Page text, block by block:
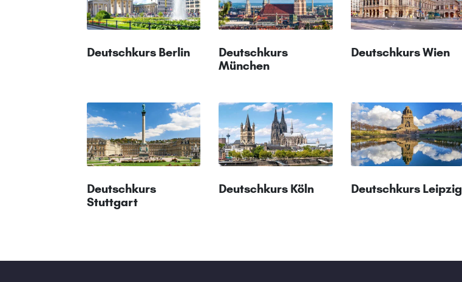
Deutschkurs Berlin
Deutschkurs
München
Deutschkurs Wien
Deutschkurs
Stuttgart
Deutschkurs Köln Deutschkurs Leipzig